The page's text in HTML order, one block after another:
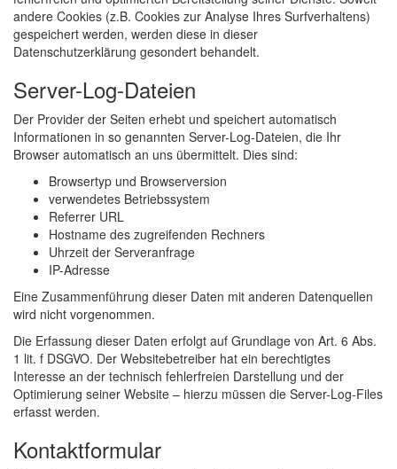
andere Cookies (z.B. Cookies zur Analyse Ihres Surfverhaltens)
gespeichert werden, werden diese in dieser
Datenschutzerklärung gesondert behandelt.
Server-Log-Dateien
Der Provider der Seiten erhebt und speichert automatisch
Informationen in so genannten Server-Log-Dateien, die Ihr
Browser automatisch an uns übermittelt. Dies sind:
Browsertyp und Browserversion
verwendetes Betriebssystem
Referrer URL
Hostname des zugreifenden Rechners
Uhrzeit der Serveranfrage
IP-Adresse
Eine Zusammenführung dieser Daten mit anderen Datenquellen
wird nicht vorgenommen.
Die Erfassung dieser Daten erfolgt auf Grundlage von Art. 6 Abs.
1 lit. f DSGVO. Der Websitebetreiber hat ein berechtigtes
Interesse an der technisch fehlerfreien Darstellung und der
Optimierung seiner Website – hierzu müssen die Server-Log-Files
erfasst werden.
Kontaktformular